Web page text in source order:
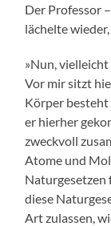
Der Professor
lächelte
»Nun,
Vor mir sitzt
Körper
er hierher
zweckvoll
Atome und
Naturgesetzen
diese
Art zulassen,